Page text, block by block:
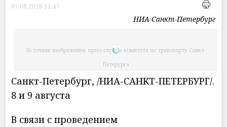
07.08.2026 11:47
НИА-Санкт-Петербург
Источник изображения: пресс-служба комитета по транспорту Санкт-
Петерурга
Санкт-Петербург, /НИА-САНКТ-ПЕТЕРБУРГ/.
8 и 9 августа
В связи с проведением